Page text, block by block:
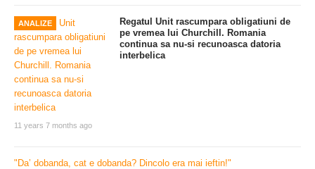
ANALIZE
11 years 7 months ago
Regatul Unit rascumpara obligatiuni de
pe vremea lui Churchill. Romania
continua sa nu-si recunoasca datoria
interbelica
"Da’ dobanda, cat e dobanda? Dincolo era mai ieftin!"